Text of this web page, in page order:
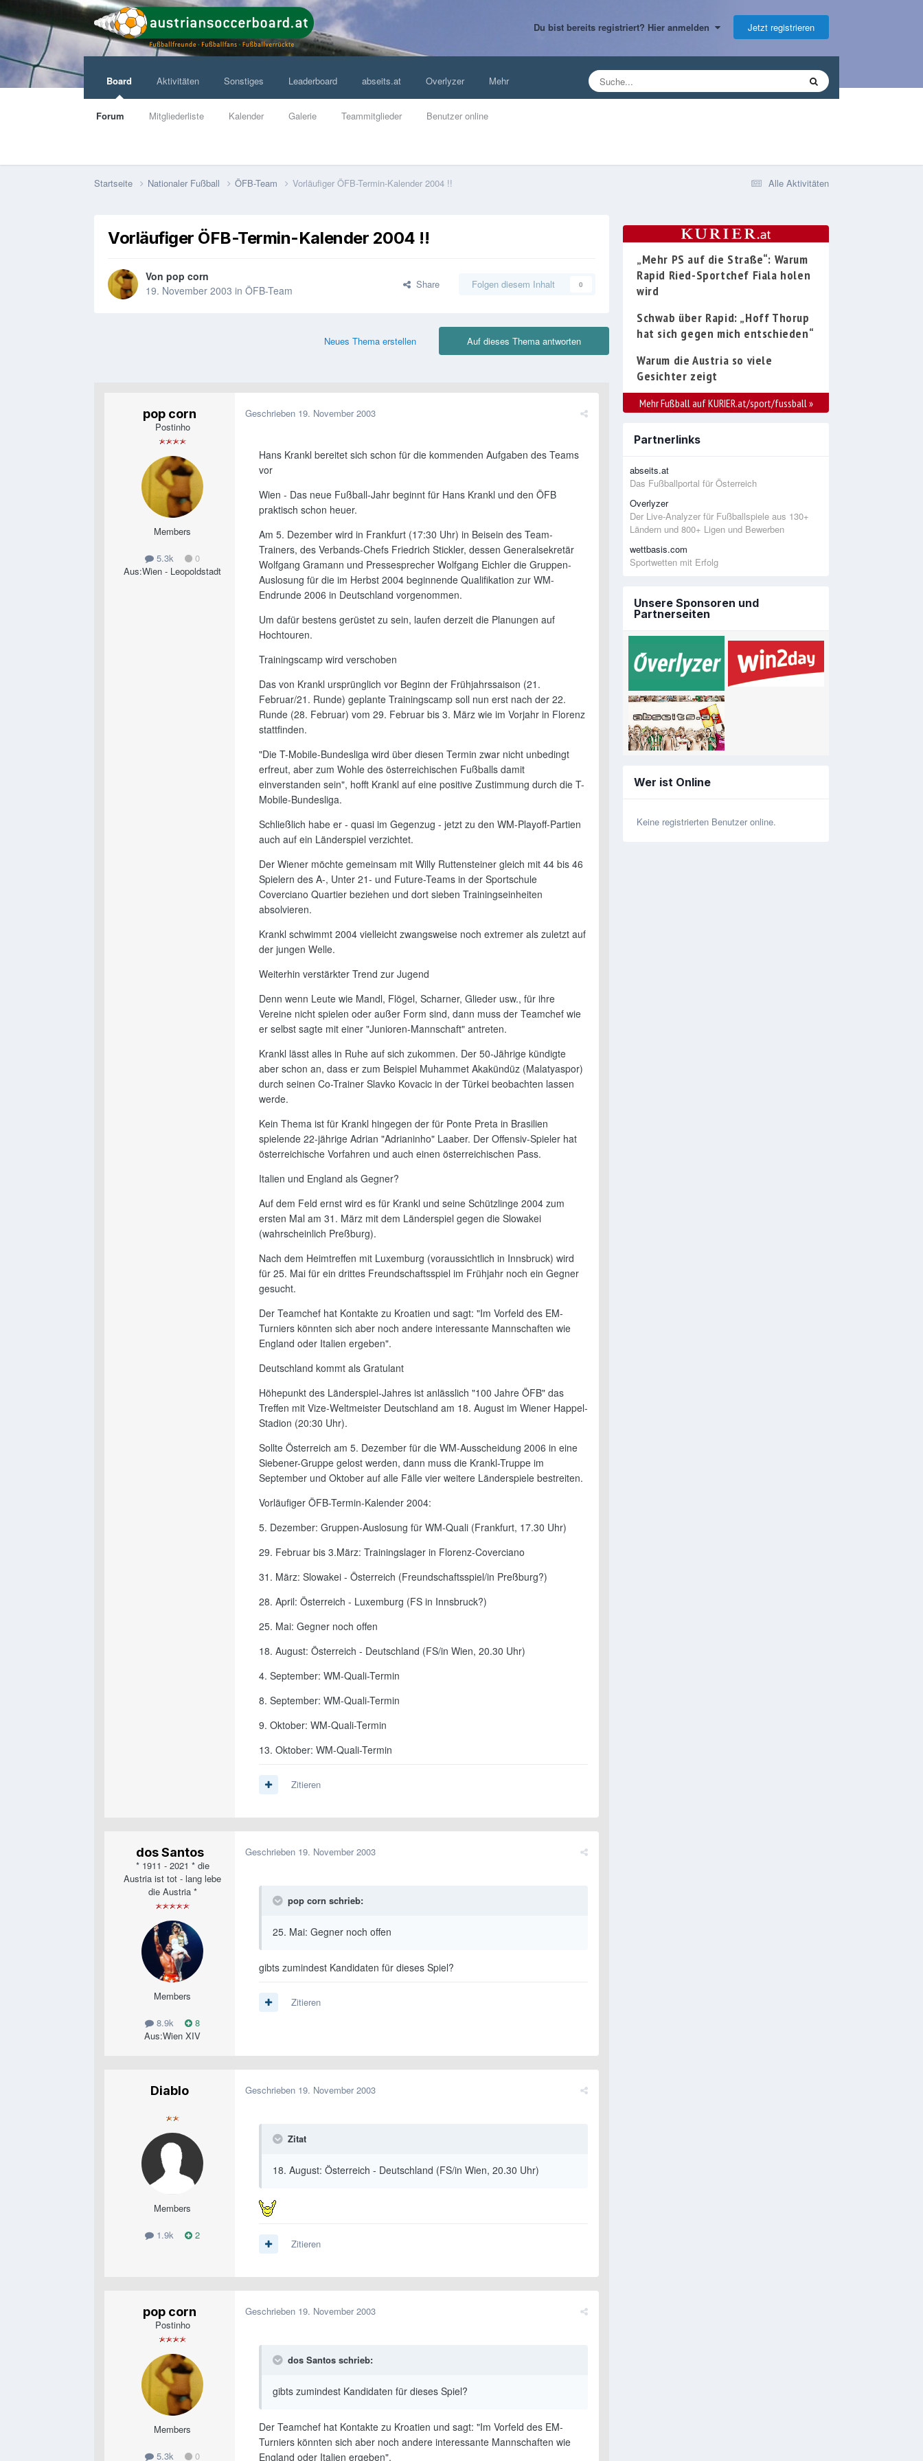
Du bist bereits registriert? Hier anmelden Jetzt registrieren
Board
Forum Mitgliederliste Kalender Galerie Teammitglieder Benutzer online
Aktivitäten Sonstiges Leaderboard abseits.at Overlyzer Mehr
Alle Aktivitäten
Startseite Nationaler Fußball ÖFB-Team Vorläufiger ÖFB-Termin-Kalender 2004 !!
Vorläufiger ÖFB-Termin-Kalender 2004 !!
Von pop corn
19. November 2003 in ÖFB-Team Share Folgen diesem Inhalt 0
Auf dieses Thema antworten
Neues Thema erstellen
pop corn
Postinho
Members
5.3k
0
Aus:Wien - Leopoldstadt
Geschrieben 19. November 2003
Hans Krankl bereitet sich schon für die kommenden Aufgaben des Teams
vor
Wien - Das neue Fußball-Jahr beginnt für Hans Krankl und den ÖFB
praktisch schon heuer.
Am 5. Dezember wird in Frankfurt (17:30 Uhr) in Beisein des Team-
Trainers, des Verbands-Chefs Friedrich Stickler, dessen Generalsekretär
Wolfgang Gramann und Pressesprecher Wolfgang Eichler die Gruppen-
Auslosung für die im Herbst 2004 beginnende Qualifikation zur WM-
Endrunde 2006 in Deutschland vorgenommen.
Um dafür bestens gerüstet zu sein, laufen derzeit die Planungen auf
Hochtouren.
Trainingscamp wird verschoben
Das von Krankl ursprünglich vor Beginn der Frühjahrssaison (21.
Februar/21. Runde) geplante Trainingscamp soll nun erst nach der 22.
Runde (28. Februar) vom 29. Februar bis 3. März wie im Vorjahr in Florenz
stattfinden.
"Die T-Mobile-Bundesliga wird über diesen Termin zwar nicht unbedingt
erfreut, aber zum Wohle des österreichischen Fußballs damit
einverstanden sein", hofft Krankl auf eine positive Zustimmung durch die T-
Mobile-Bundesliga.
Schließlich habe er - quasi im Gegenzug - jetzt zu den WM-Playoff-Partien
auch auf ein Länderspiel verzichtet.
Der Wiener möchte gemeinsam mit Willy Ruttensteiner gleich mit 44 bis 46
Spielern des A-, Unter 21- und Future-Teams in der Sportschule
Coverciano Quartier beziehen und dort sieben Trainingseinheiten
absolvieren.
Krankl schwimmt 2004 vielleicht zwangsweise noch extremer als zuletzt auf
der jungen Welle.
Weiterhin verstärkter Trend zur Jugend
Denn wenn Leute wie Mandl, Flögel, Scharner, Glieder usw., für ihre
Vereine nicht spielen oder außer Form sind, dann muss der Teamchef wie
er selbst sagte mit einer "Junioren-Mannschaft" antreten.
Krankl lässt alles in Ruhe auf sich zukommen. Der 50-Jährige kündigte
aber schon an, dass er zum Beispiel Muhammet Akakündüz (Malatyaspor)
durch seinen Co-Trainer Slavko Kovacic in der Türkei beobachten lassen
werde.
Kein Thema ist für Krankl hingegen der für Ponte Preta in Brasilien
spielende 22-jährige Adrian "Adrianinho" Laaber. Der Offensiv-Spieler hat
österreichische Vorfahren und auch einen österreichischen Pass.
Italien und England als Gegner?
Auf dem Feld ernst wird es für Krankl und seine Schützlinge 2004 zum
ersten Mal am 31. März mit dem Länderspiel gegen die Slowakei
(wahrscheinlich Preßburg).
Nach dem Heimtreffen mit Luxemburg (voraussichtlich in Innsbruck) wird
für 25. Mai für ein drittes Freundschaftsspiel im Frühjahr noch ein Gegner
gesucht.
Der Teamchef hat Kontakte zu Kroatien und sagt: "Im Vorfeld des EM-
Turniers könnten sich aber noch andere interessante Mannschaften wie
England oder Italien ergeben".
Deutschland kommt als Gratulant
Höhepunkt des Länderspiel-Jahres ist anlässlich "100 Jahre ÖFB" das
Treffen mit Vize-Weltmeister Deutschland am 18. August im Wiener Happel-
Stadion (20:30 Uhr).
Sollte Österreich am 5. Dezember für die WM-Ausscheidung 2006 in eine
Siebener-Gruppe gelost werden, dann muss die Krankl-Truppe im
September und Oktober auf alle Fälle vier weitere Länderspiele bestreiten.
Vorläufiger ÖFB-Termin-Kalender 2004:
5. Dezember: Gruppen-Auslosung für WM-Quali (Frankfurt, 17.30 Uhr)
29. Februar bis 3.März: Trainingslager in Florenz-Coverciano
31. März: Slowakei - Österreich (Freundschaftsspiel/in Preßburg?)
28. April: Österreich - Luxemburg (FS in Innsbruck?)
25. Mai: Gegner noch offen
18. August: Österreich - Deutschland (FS/in Wien, 20.30 Uhr)
4. September: WM-Quali-Termin
8. September: WM-Quali-Termin
9. Oktober: WM-Quali-Termin
13. Oktober: WM-Quali-Termin
Zitieren
dos Santos
* 1911 - 2021 * die
Austria ist tot - lang lebe
die Austria *
Members
8.9k
8
Aus:Wien XIV
Geschrieben 19. November 2003
pop corn schrieb:
25. Mai: Gegner noch offen
gibts zumindest Kandidaten für dieses Spiel?
Zitieren
Diablo
Members
1.9k 2
Geschrieben 19. November 2003
Zitat
18. August: Österreich - Deutschland (FS/in Wien, 20.30 Uhr)
Zitieren
pop corn
Postinho
Members
5.3k 0
Geschrieben 19. November 2003
dos Santos schrieb:
gibts zumindest Kandidaten für dieses Spiel?
Der Teamchef hat Kontakte zu Kroatien und sagt: "Im Vorfeld des EM-
Turniers könnten sich aber noch andere interessante Mannschaften wie
England oder Italien ergeben".
„Mehr PS auf die Straße“: Warum
Rapid Ried-Sportchef Fiala holen
wird
Schwab über Rapid: „Hoff Thorup
hat sich gegen mich entschieden“
Warum die Austria so viele
Gesichter zeigt
Mehr Fußball auf KURIER.at/sport/fussball »
Partnerlinks
abseits.at
Das Fußballportal für Österreich
Overlyzer
Der Live-Analyzer für Fußballspiele aus 130+
Ländern und 800+ Ligen und Bewerben
wettbasis.com
Sportwetten mit Erfolg
Unsere Sponsoren und
Partnerseiten
Wer ist Online
Keine registrierten Benutzer online.